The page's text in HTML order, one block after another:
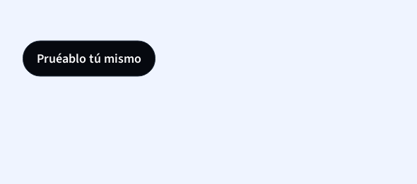
Pruéablo tú mismo